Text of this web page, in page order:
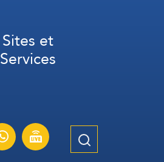
Sites et
Services